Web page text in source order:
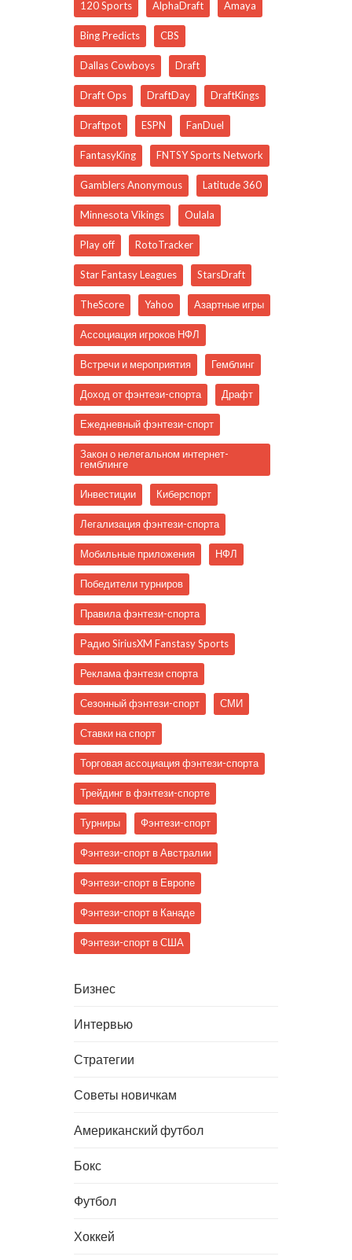
120 Sports AlphaDraft Amaya
Bing Predicts CBS
Dallas Cowboys Draft
Draft Ops DraftDay DraftKings
Draftpot ESPN FanDuel
FantasyKing FNTSY Sports Network
Gamblers Anonymous Latitude 360
Minnesota Vikings Oulala
Play off RotoTracker
Star Fantasy Leagues StarsDraft
TheScore Yahoo Азартные игры
Ассоциация игроков НФЛ
Встречи и мероприятия Гемблинг
Доход от фэнтези-спорта Драфт
Ежедневный фэнтези-спорт
Закон о нелегальном интернет-
гемблинге
Инвестиции Киберспорт
Легализация фэнтези-спорта
Мобильные приложения НФЛ
Победители турниров
Правила фэнтези-спорта
Радио SiriusXM Fanstasy Sports
Реклама фэнтези спорта
Сезонный фэнтези-спорт СМИ
Ставки на спорт
Торговая ассоциация фэнтези-спорта
Трейдинг в фэнтези-спорте
Турниры Фэнтези-спорт
Фэнтези-спорт в Австралии
Фэнтези-спорт в Европе
Фэнтези-спорт в Канаде
Фэнтези-спорт в США
Бизнес
Интервью
Стратегии
Советы новичкам
Американский футбол
Бокс
Футбол
Хоккей